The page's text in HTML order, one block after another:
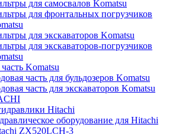
для самосвалов Komatsu
для фронтальных погрузчиков
для экскаваторов Komatsu
для экскаваторов-погрузчиков
Komatsu
часть для бульдозеров Komatsu
часть для экскаваторов Komatsu
Hitachi
оборудование для Hitachi
ZX520LCH-3